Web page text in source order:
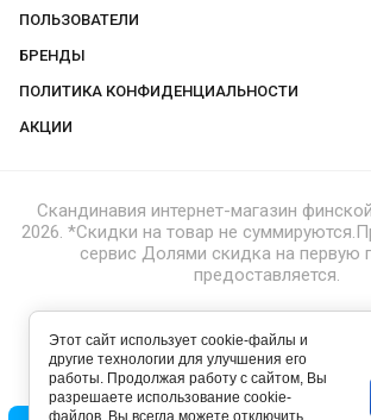
ПОЛЬЗОВАТЕЛИ
БРЕНДЫ
ПОЛИТИКА КОНФИДЕНЦИАЛЬНОСТИ
АКЦИИ
Скандинавия интернет-магазин
2026. *Скидки на товар не
сервис Долями скидка на первую
предоставляется.
Этот сайт использует cookie-файлы и
другие технологии для улучшения его
работы. Продолжая работу с сайтом, Вы
разрешаете использование cookie-
файлов. Вы всегда можете отключить